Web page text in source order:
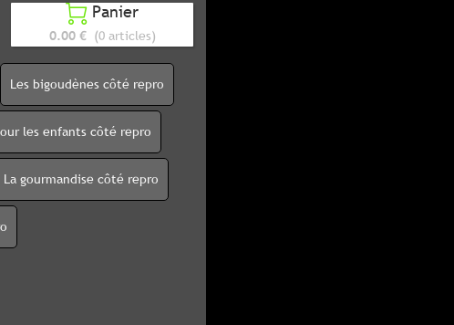
 Panier
0.00 € (0 articles)
Les bigoudènes côté repro
les enfants côté repro
La gourmandise côté repro